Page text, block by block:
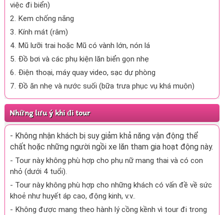
việc đi biển)
2. Kem chống nắng
3. Kính mát (râm)
4. Mũ lưỡi trai hoặc Mũ có vành lớn, nón lá
5. Đồ bơi và các phụ kiện lăn biển gọn nhẹ
6. Điện thoại, máy quay video, sạc dự phòng
7. Đồ ăn nhẹ và nước suối (bữa trưa phục vụ khá muộn)
Những lưu ý khi đi tour
- Không nhận khách bị suy giảm khả năng vận động thể
chất hoặc những người ngồi xe lăn tham gia hoạt động này.
- Tour này không phù hợp cho phụ nữ mang thai và có con
nhỏ (dưới 4 tuổi).
- Tour này không phù hợp cho những khách có vấn đề về sức
khoẻ như huyết áp cao, động kinh, v.v..
- Không được mang theo hành lý cồng kềnh vì tour đi trong